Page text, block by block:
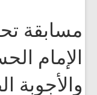
مسابقة
الإمام
والأجوبة